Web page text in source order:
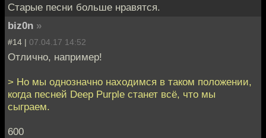
Старые песни больше нравятся.
biz0n »
#14 | 07.04.17 14:52
Отлично, например!
> Но мы однозначно находимся в таком положении,
когда песней Deep Purple станет всё, что мы
сыграем.
600